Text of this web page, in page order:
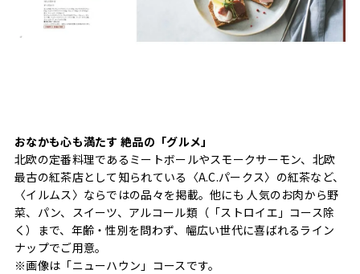
おなかも心も満たす 絶品の「グルメ」
北欧の定番料理であるミートボールやスモークサーモン、北欧
最古の紅茶店として知られている〈A.C.パークス〉の紅茶など、
〈イルムス〉ならではの品々を掲載。他にも 人気のお肉から野
菜、パン、スイーツ、アルコール類（「ストロイエ」コース除
く）まで、年齢・性別を問わず、幅広い世代に喜ばれるライン
ナップでご用意。
※画像は「ニューハウン」コースです。